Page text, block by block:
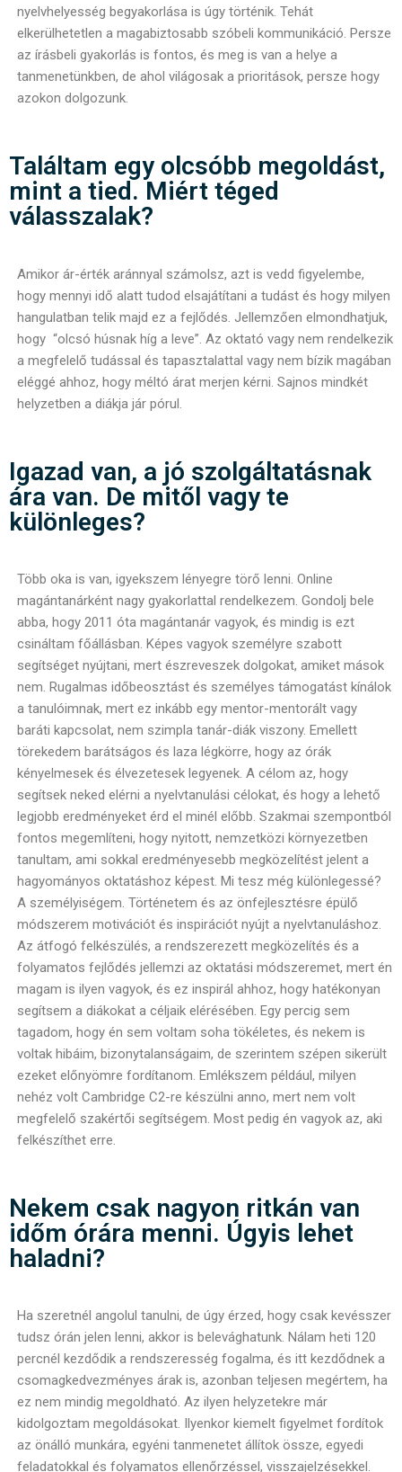
nyelvhelyesség begyakorlása is úgy történik. Tehát
elkerülhetetlen a magabiztosabb szóbeli kommunikáció. Persze
az írásbeli gyakorlás is fontos, és meg is van a helye a
tanmenetünkben, de ahol világosak a prioritások, persze hogy
azokon dolgozunk.
Találtam egy olcsóbb megoldást,
mint a tied. Miért téged
válasszalak?
Amikor ár-érték aránnyal számolsz, azt is vedd figyelembe,
hogy mennyi idő alatt tudod elsajátítani a tudást és hogy milyen
hangulatban telik majd ez a fejlődés. Jellemzően elmondhatjuk,
hogy “olcsó húsnak híg a leve”. Az oktató vagy nem rendelkezik
a megfelelő tudással és tapasztalattal vagy nem bízik magában
eléggé ahhoz, hogy méltó árat merjen kérni. Sajnos mindkét
helyzetben a diákja jár pórul.
Igazad van, a jó szolgáltatásnak
ára van. De mitől vagy te
különleges?
Több oka is van, igyekszem lényegre törő lenni. Online
magántanárként nagy gyakorlattal rendelkezem. Gondolj bele
abba, hogy 2011 óta magántanár vagyok, és mindig is ezt
csináltam főállásban. Képes vagyok személyre szabott
segítséget nyújtani, mert észreveszek dolgokat, amiket mások
nem. Rugalmas időbeosztást és személyes támogatást kínálok
a tanulóimnak, mert ez inkább egy mentor-mentorált vagy
baráti kapcsolat, nem szimpla tanár-diák viszony. Emellett
törekedem barátságos és laza légkörre, hogy az órák
kényelmesek és élvezetesek legyenek. A célom az, hogy
segítsek neked elérni a nyelvtanulási célokat, és hogy a lehető
legjobb eredményeket érd el minél előbb. Szakmai szempontból
fontos megemlíteni, hogy nyitott, nemzetközi környezetben
tanultam, ami sokkal eredményesebb megközelítést jelent a
hagyományos oktatáshoz képest. Mi tesz még különlegessé?
A személyiségem. Történetem és az önfejlesztésre épülő
módszerem motivációt és inspirációt nyújt a nyelvtanuláshoz.
Az átfogó felkészülés, a rendszerezett megközelítés és a
folyamatos fejlődés jellemzi az oktatási módszeremet, mert én
magam is ilyen vagyok, és ez inspirál ahhoz, hogy hatékonyan
segítsem a diákokat a céljaik elérésében. Egy percig sem
tagadom, hogy én sem voltam soha tökéletes, és nekem is
voltak hibáim, bizonytalanságaim, de szerintem szépen sikerült
ezeket előnyömre fordítanom. Emlékszem például, milyen
nehéz volt Cambridge C2-re készülni anno, mert nem volt
megfelelő szakértői segítségem. Most pedig én vagyok az, aki
felkészíthet erre.
Nekem csak nagyon ritkán van
időm órára menni. Úgyis lehet
haladni?
Ha szeretnél angolul tanulni, de úgy érzed, hogy csak kevésszer
tudsz órán jelen lenni, akkor is belevághatunk. Nálam heti 120
percnél kezdődik a rendszeresség fogalma, és itt kezdődnek a
csomagkedvezményes árak is, azonban teljesen megértem, ha
ez nem mindig megoldható. Az ilyen helyzetekre már
kidolgoztam megoldásokat. Ilyenkor kiemelt figyelmet fordítok
az önálló munkára, egyéni tanmenetet állítok össze, egyedi
feladatokkal és folyamatos ellenőrzéssel, visszajelzésekkel.